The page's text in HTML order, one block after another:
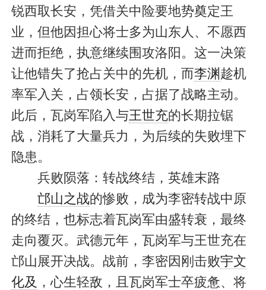
锐西取长安，凭借关中险要地势奠定王
业，但他因担心将士多为山东人、不愿西
进而拒绝，执意继续围攻洛阳。这一决策
让他错失了抢占关中的先机，而李渊 趁机
率军入关，占领长安，占据了战略主动。
此后，瓦岗军陷入与王世充的长期拉锯
战，消耗了大量兵力，为后续的失败埋下
隐患。
兵败陨落：转战终结，英雄末路
邙山之战的惨败，成为李密转战中原
的终结，也标志着瓦岗军由盛转衰，最终
走向覆灭。武德元年，瓦岗军与王世充在
邙山展开决战。战前，李密因刚击败宇文
化及 ，心生轻敌，且瓦岗军士卒疲惫、将